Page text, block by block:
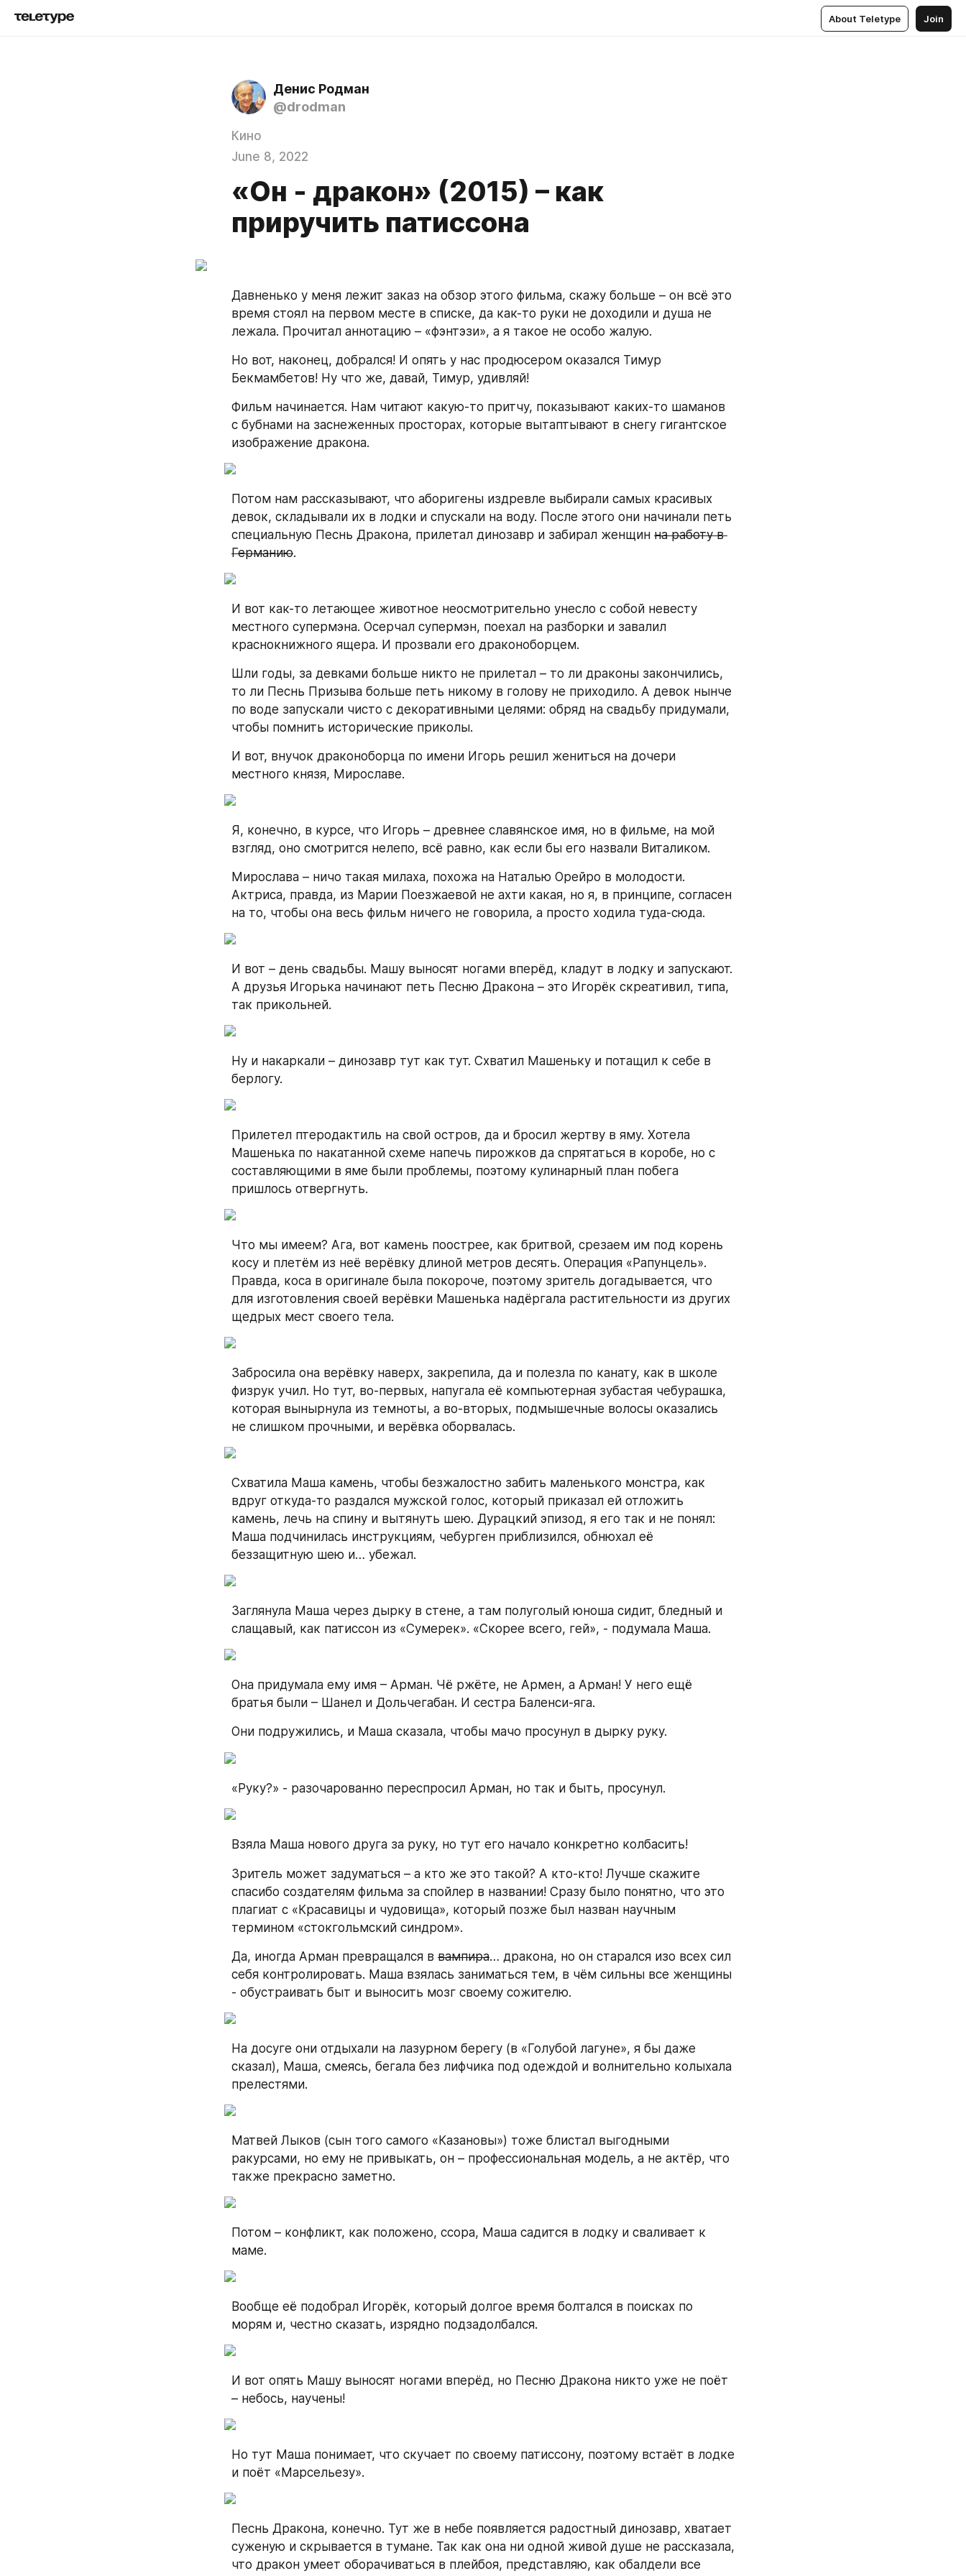
About Teletype Join
Денис Родман
@drodman
Кино
June 8, 2022
«Он - дракон» (2015) – как
приручить патиссона
Давненько у меня лежит заказ на обзор этого фильма, скажу больше – он всё это
время стоял на первом месте в списке, да как-то руки не доходили и душа не
лежала. Прочитал аннотацию – «фэнтэзи», а я такое не особо жалую.
Но вот, наконец, добрался! И опять у нас продюсером оказался Тимур
Бекмамбетов! Ну что же, давай, Тимур, удивляй!
Фильм начинается. Нам читают какую-то притчу, показывают каких-то шаманов
с бубнами на заснеженных просторах, которые вытаптывают в снегу гигантское
изображение дракона.
Потом нам рассказывают, что аборигены издревле выбирали самых красивых
девок, складывали их в лодки и спускали на воду. После этого они начинали петь
специальную Песнь Дракона, прилетал динозавр и забирал женщин на работу в
Германию.
И вот как-то летающее животное неосмотрительно унесло с собой невесту
местного супермэна. Осерчал супермэн, поехал на разборки и завалил
краснокнижного ящера. И прозвали его драконоборцем.
Шли годы, за девками больше никто не прилетал – то ли драконы закончились,
то ли Песнь Призыва больше петь никому в голову не приходило. А девок нынче
по воде запускали чисто с декоративными целями: обряд на свадьбу придумали,
чтобы помнить исторические приколы.
И вот, внучок драконоборца по имени Игорь решил жениться на дочери
местного князя, Мирославе.
Я, конечно, в курсе, что Игорь – древнее славянское имя, но в фильме, на мой
взгляд, оно смотрится нелепо, всё равно, как если бы его назвали Виталиком.
Мирослава – ничо такая милаха, похожа на Наталью Орейро в молодости.
Актриса, правда, из Марии Поезжаевой не ахти какая, но я, в принципе, согласен
на то, чтобы она весь фильм ничего не говорила, а просто ходила туда-сюда.
И вот – день свадьбы. Машу выносят ногами вперёд, кладут в лодку и запускают.
А друзья Игорька начинают петь Песню Дракона – это Игорёк скреативил, типа,
так прикольней.
Ну и накаркали – динозавр тут как тут. Схватил Машеньку и потащил к себе в
берлогу.
Прилетел птеродактиль на свой остров, да и бросил жертву в яму. Хотела
Машенька по накатанной схеме напечь пирожков да спрятаться в коробе, но с
составляющими в яме были проблемы, поэтому кулинарный план побега
пришлось отвергнуть.
Что мы имеем? Ага, вот камень поострее, как бритвой, срезаем им под корень
косу и плетём из неё верёвку длиной метров десять. Операция «Рапунцель».
Правда, коса в оригинале была покороче, поэтому зритель догадывается, что
для изготовления своей верёвки Машенька надёргала растительности из других
щедрых мест своего тела.
Забросила она верёвку наверх, закрепила, да и полезла по канату, как в школе
физрук учил. Но тут, во-первых, напугала её компьютерная зубастая чебурашка,
которая вынырнула из темноты, а во-вторых, подмышечные волосы оказались
не слишком прочными, и верёвка оборвалась.
Схватила Маша камень, чтобы безжалостно забить маленького монстра, как
вдруг откуда-то раздался мужской голос, который приказал ей отложить
камень, лечь на спину и вытянуть шею. Дурацкий эпизод, я его так и не понял:
Маша подчинилась инструкциям, чебурген приблизился, обнюхал её
беззащитную шею и… убежал.
Заглянула Маша через дырку в стене, а там полуголый юноша сидит, бледный и
слащавый, как патиссон из «Сумерек». «Скорее всего, гей», - подумала Маша.
Она придумала ему имя – Арман. Чё ржёте, не Армен, а Арман! У него ещё
братья были – Шанел и Дольчегабан. И сестра Баленси-яга.
Они подружились, и Маша сказала, чтобы мачо просунул в дырку руку.
«Руку?» - разочарованно переспросил Арман, но так и быть, просунул.
Взяла Маша нового друга за руку, но тут его начало конкретно колбасить!
Зритель может задуматься – а кто же это такой? А кто-кто! Лучше скажите
спасибо создателям фильма за спойлер в названии! Сразу было понятно, что это
плагиат с «Красавицы и чудовища», который позже был назван научным
термином «стокгольмский синдром».
Да, иногда Арман превращался в вампира… дракона, но он старался изо всех сил
себя контролировать. Маша взялась заниматься тем, в чём сильны все женщины
- обустраивать быт и выносить мозг своему сожителю.
На досуге они отдыхали на лазурном берегу (в «Голубой лагуне», я бы даже
сказал), Маша, смеясь, бегала без лифчика под одеждой и волнительно колыхала
прелестями.
Матвей Лыков (сын того самого «Казановы») тоже блистал выгодными
ракурсами, но ему не привыкать, он – профессиональная модель, а не актёр, что
также прекрасно заметно.
Потом – конфликт, как положено, ссора, Маша садится в лодку и сваливает к
маме.
Вообще её подобрал Игорёк, который долгое время болтался в поисках по
морям и, честно сказать, изрядно подзадолбался.
И вот опять Машу выносят ногами вперёд, но Песню Дракона никто уже не поёт
– небось, научены!
Но тут Маша понимает, что скучает по своему патиссону, поэтому встаёт в лодке
и поёт «Марсельезу».
Песнь Дракона, конечно. Тут же в небе появляется радостный динозавр, хватает
суженую и скрывается в тумане. Так как она ни одной живой душе не рассказала,
что дракон умеет оборачиваться в плейбоя, представляю, как обалдели все